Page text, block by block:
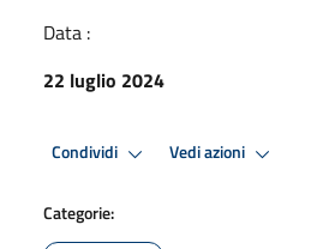
Data :
22 luglio 2024
Condividi Vedi azioni
Categorie: